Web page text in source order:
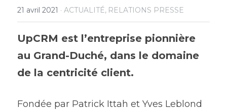
21 avril 2021 · ACTUALITÉ, RELATIONS PRESSE
UpCRM est l’entreprise pionnière
au Grand-Duché, dans le domaine
de la centricité client.
Fondée par Patrick Ittah et Yves Leblond